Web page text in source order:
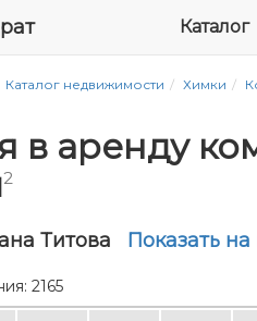
Каталог
Каталог недвижимости Химки
в аренду
2
Титова Показать на
2165